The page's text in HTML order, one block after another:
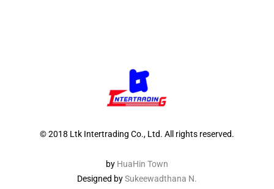
© 2018 Ltk Intertrading Co., Ltd. All rights reserved.
by HuaHin Town
Designed bySukeewadthana N.